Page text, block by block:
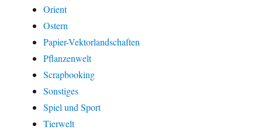
Orient
Ostern
Papier-Vektorlandschaften
Pflanzenwelt
Scrapbooking
Sonstiges
Spiel und Sport
Tierwelt